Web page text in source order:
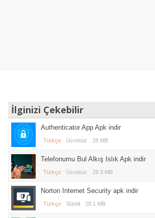
İlginizi Çekebilir
Authenticator App Apk indir
Türkçe Ücretsiz 28 MB
Telefonumu Bul Alkış Islık Apk indir
Türkçe Ücretsiz 29.3 MB
Norton Internet Security apk indir
Türkçe Süreli 28.1 MB